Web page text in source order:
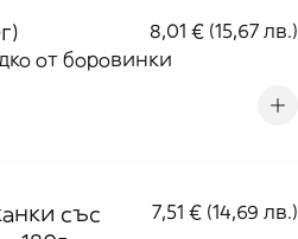
8,01 € (15,67 лв.)
от боровинки
със
7,51 € (14,69 лв.)